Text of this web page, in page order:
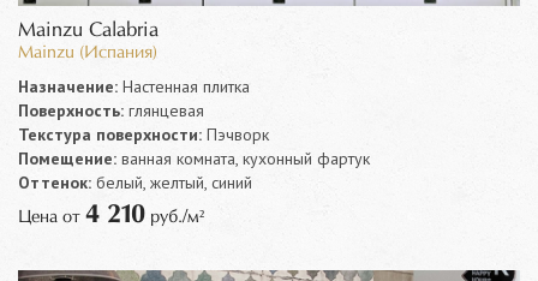
Mainzu Calabria
Mainzu (Испания)
Назначение: Настенная плитка
Поверхность: глянцевая
Текстура поверхности: Пэчворк
Помещение: ванная комната, кухонный фартук
Оттенок: белый, желтый, синий
Цена от 4 210 руб./м²